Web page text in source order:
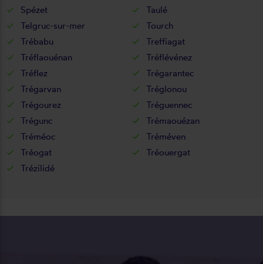
Spézet
Taulé
Telgruc-sur-mer
Tourch
Trébabu
Treffiagat
Tréflaouénan
Tréflévénez
Tréflez
Trégarantec
Trégarvan
Tréglonou
Trégourez
Tréguennec
Trégunc
Trémaouézan
Tréméoc
Tréméven
Tréogat
Tréouergat
Trézilidé